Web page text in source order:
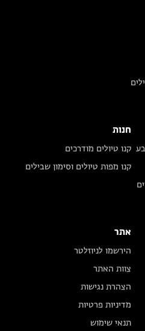
חנות
קנו טיולים מודרכים
קנו מפות טיולים וסימון שבילים
אתר
הירשמו לניוזלטר
צוות האתר
הצהרת נגישות
מדיניות פרטיות
תנאי שימוש